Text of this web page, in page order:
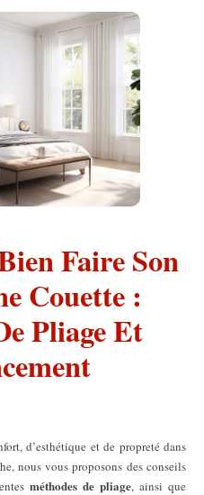
Faire Son
Couette :
Pliage Et
d’esthétique et de propreté dans
nous vous proposons des conseils
méthodes de pliage, ainsi que